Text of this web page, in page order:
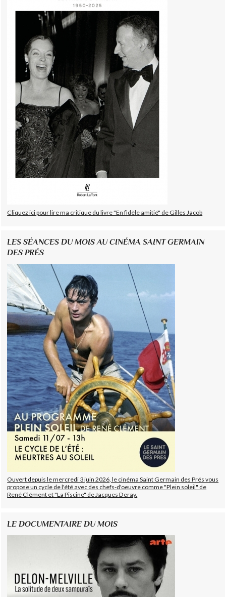
Cliquez ici pour lire ma critique du livre "En fidèle amitié" de Gilles Jacob
LES SÉANCES DU MOIS AU CINÉMA SAINT GERMAIN
DES PRÉS
Ouvert depuis le mercredi 3 juin 2026, le cinéma Saint Germain des Prés vous
propose un cycle de l'été avec des chefs-d'oeuvre comme "Plein soleil" de
René Clément et "La Piscine" de Jacques Deray.
LE DOCUMENTAIRE DU MOIS